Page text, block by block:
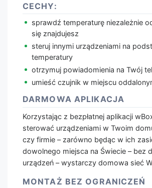
CECHY:
sprawdź temperaturę niezależnie
się znajdujesz
steruj innymi urządzeniami na
temperatury
otrzymuj powiadomienia na Twój
umieść czujnik w miejscu
DARMOWA APLIKACJA
Korzystając z bezpłatnej aplikacji
sterować urządzeniami w Twoim
czy firmie – zarówno będąc w ich
dowolnego miejsca na Świecie – bez
urządzeń – wystarczy domowa sieć
MONTAŻ BEZ OGRANICZEŃ